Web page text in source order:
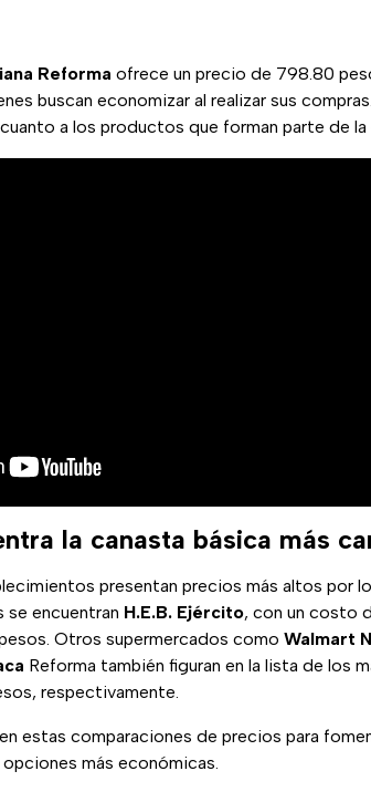
Reforma ofrece un precio de 798.80
buscan economizar al realizar sus
a los productos que forman parte de la
la canasta básica más
presentan precios más altos por
se encuentran H.E.B. Ejército, con un costo
Otros supermercados como Walmart
Reforma también figuran en la lista de los
respectivamente.
estas comparaciones de precios para
más económicas.